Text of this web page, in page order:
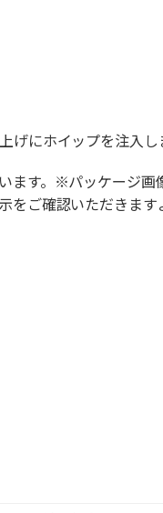
げにホイップを注入し
す。※パッケージ
ご確認いただきます